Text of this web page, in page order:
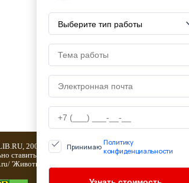
2001-2019
ставить активную ссылку на страницу источник:
'Животноводство'
Принимаю Политику
конфиденциальности